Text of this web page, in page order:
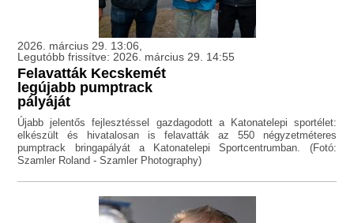
2026. március 29. 13:06,
Legutóbb frissítve: 2026. március 29. 14:55
Felavatták Kecskemét
legújabb pumptrack
pályáját
Újabb jelentős fejlesztéssel gazdagodott a Katonatelepi sportélet:
elkészült és hivatalosan is felavatták az 550 négyzetméteres
pumptrack bringapályát a Katonatelepi Sportcentrumban. (Fotó:
Szamler Roland - Szamler Photography)